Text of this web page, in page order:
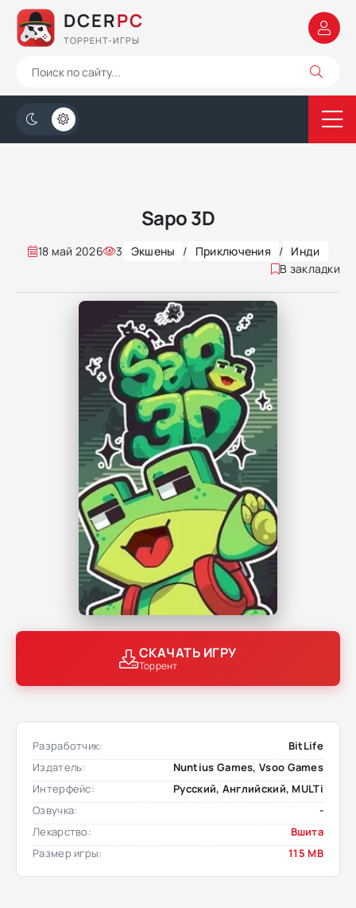
DCERPC
ТОРРЕНТ-ИГРЫ
Sapo 3D
18 май 2026 3 Экшены / Приключения / Инди
В закладки
СКАЧАТЬ ИГРУ
Торрент
Разработчик:
BitLife
Издатель:
Nuntius Games, Vsoo Games
Интерфейс:
Русский, Английский, MULTi
Озвучка:
-
Лекарство:
Вшита
Размер игры:
115 MB